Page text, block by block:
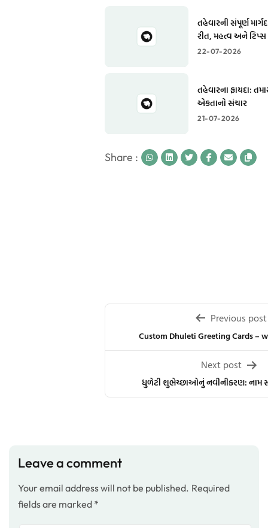
તહેવારની સંપૂર્ણ
રીત, મહત્વ અને ટિપ્સ
22-07-2026
તહેવારના ફાયદા:
એકતાનો સંચાર
21-07-2026
Share :
navigation
Previous post
Custom Dhuleti Greeting Cards –
Next post
ધુળેટી શુભેચ્છાઓનું નવીનીકરણ: નામ
Leave a comment
Your email address will not be published. Required
fields are marked *